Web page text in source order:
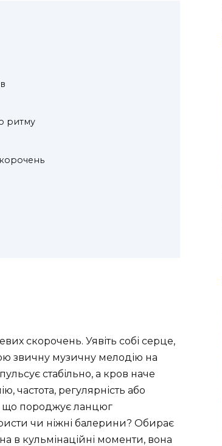
ритму
скорочень. Уявіть собі серце,
звичну музичну мелодію на
стабільно, а кров наче
частота, регулярність або
що породжує ланцюг
чи ніжні балерини? Обирає
в кульмінаційні моменти, вона